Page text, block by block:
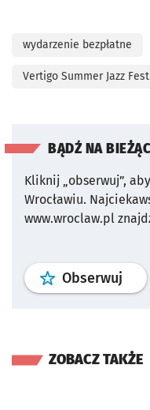
wydarzenie bezpłatne
Vertigo Summer Jazz
BĄDŹ NA
Kliknij „obserwuj”,
Wrocławiu.
www.wroclaw.pl
Obserwuj profil
ZOBACZ TAKŻE